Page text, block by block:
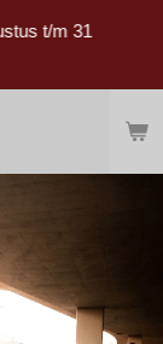
t/m 31